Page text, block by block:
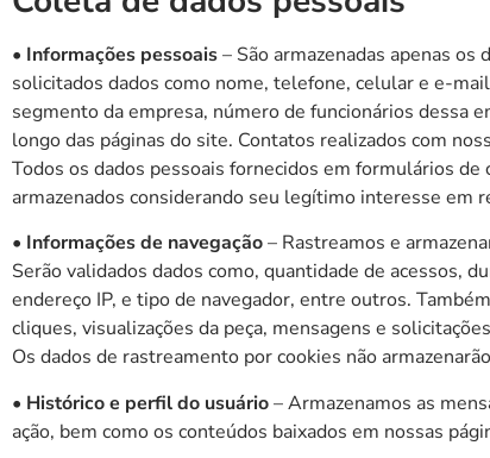
• Informações pessoais– São armazenadas apenas
solicitados dados como nome, telefone, celular e e-
segmento da empresa, número de funcionários dessa
longo das páginas do site. Contatos realizados com
Todos os dados pessoais fornecidos em formulários
armazenados considerando seu legítimo interesse em
• Informações de navegação– Rastreamos e
Serão validados dados como, quantidade de acessos,
endereço IP, e tipo de navegador, entre outros.
cliques, visualizações da peça, mensagens e
Os dados de rastreamento por cookies não
• Histórico e perfil do usuário– Armazenamos as
ação, bem como os conteúdos baixados em nossas